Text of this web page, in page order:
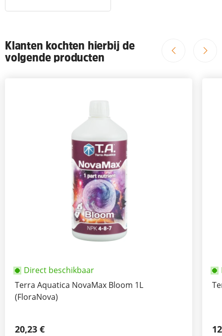
Klanten kochten hierbij de
volgende producten
Direct beschikbaar
Terra Aquatica NovaMax Bloom 1L
(FloraNova)
20,23 €